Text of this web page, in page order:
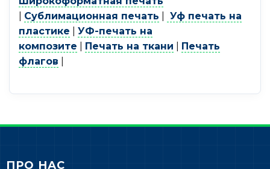
Сублимационная печать
Уф печать на
пластике
УФ-печать на
композите
Печать на ткани
Печать
флагов
ПРО НАС